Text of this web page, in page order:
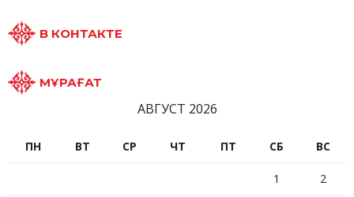
В КОНТАКТЕ
МҰРАҒАТ
АВГУСТ 2026
ПН ВТ СР ЧТ ПТ СБ ВС
1 2